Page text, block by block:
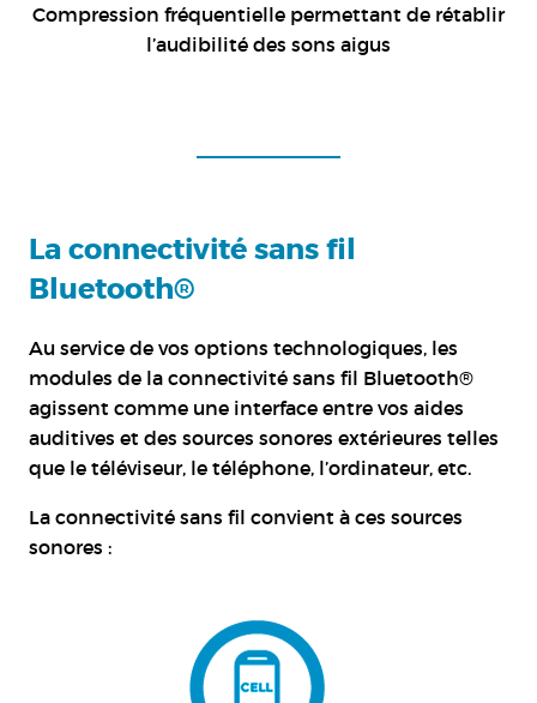
Compression fréquentielle permettant de rétablir
l’audibilité des sons aigus
La connectivité sans fil
Bluetooth®
Au service de vos options technologiques, les
modules de la connectivité sans fil Bluetooth®
agissent comme une interface entre vos aides
auditives et des sources sonores extérieures telles
que le téléviseur, le téléphone, l’ordinateur, etc.
La connectivité sans fil convient à ces sources
sonores :